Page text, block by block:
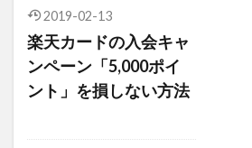
2019-02-13
楽天カードの入会キャ
ンペーン「5,000ポイ
ント」を損しない方法